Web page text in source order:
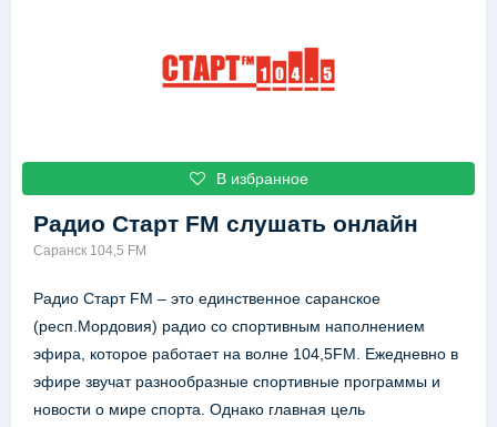
В избранное
Радио Старт FM слушать онлайн
Саранск 104,5 FM
Радио Старт FM – это единственное саранское
(респ.Мордовия) радио со спортивным наполнением
эфира, которое работает на волне 104,5FM. Ежедневно в
эфире звучат разнообразные спортивные программы и
новости о мире спорта. Однако главная цель